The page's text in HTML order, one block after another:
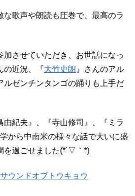
な歌声や朗読も圧巻で、最高のラ
加させていただき、お世話になっ
の近況、『大竹史朗 』さんのアル
ルゼンチンタンゴの踊りも上手だ
由紀夫』、『寺山修司』、『ミラ
から中南米の様々な話で大いに盛
を過ごせました(*´▽｀*)
ウンドオブトウキョウ